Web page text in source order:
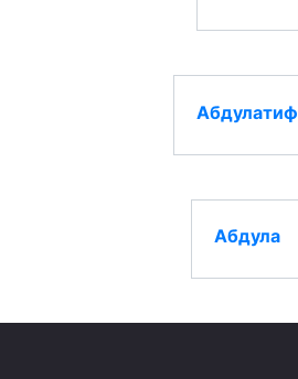
Абдулатиф
Абдула